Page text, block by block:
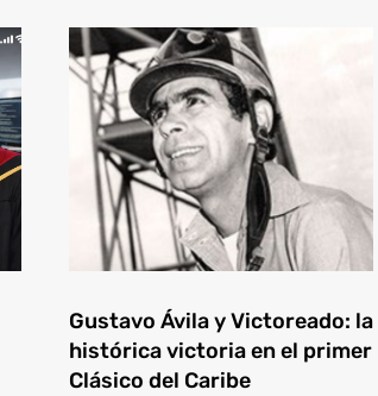
Gustavo Ávila y Victoreado: la
histórica victoria en el primer
Clásico del Caribe